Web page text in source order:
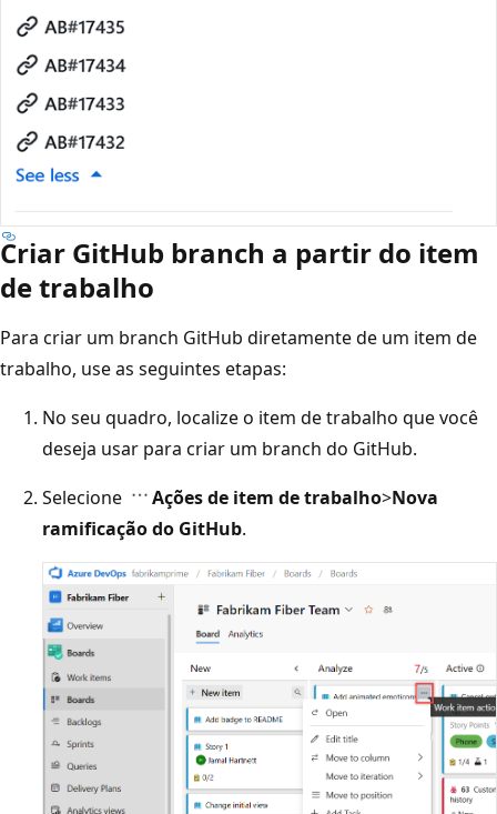
Criar GitHub branch a partir do item
de trabalho
Para criar um branch GitHub diretamente de um item de
trabalho, use as seguintes etapas:
No seu quadro, localize o item de trabalho que você
deseja usar para criar um branch do GitHub.
Selecione
Ações de item de trabalho>Nova
ramificação do GitHub.